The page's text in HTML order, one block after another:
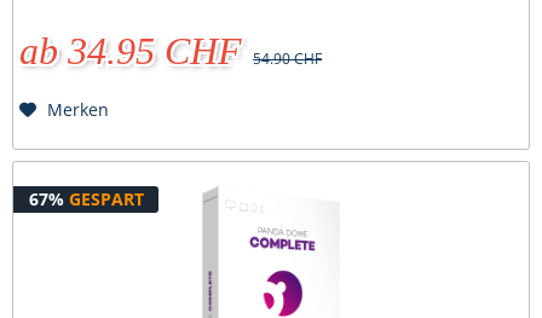
ab 34.95 CHF 54.90 CHF
Merken
67% GESPART